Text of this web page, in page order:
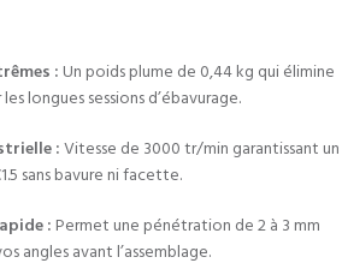
:Un poids plume de 0,44 kg qui élimine
longues sessions d’ébavurage.
:Vitesse de 3000 tr/min garantissant un
sans bavure ni facette.
:Permet une pénétration de 2 à 3 mm
angles avant l’assemblage.